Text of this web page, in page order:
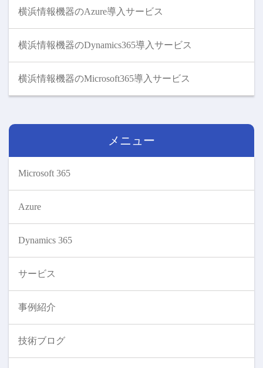
横浜情報機器のAzure導入サービス
横浜情報機器のDynamics365導入サービス
横浜情報機器のMicrosoft365導入サービス
メニュー
Microsoft 365
Azure
Dynamics 365
サービス
事例紹介
技術ブログ